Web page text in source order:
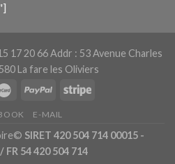
17 20 66 Addr : 53 Avenue Charles
La fare les Oliviers
E-MAIL
SIRET 420 504 714 00015 -
FR 54 420 504 714